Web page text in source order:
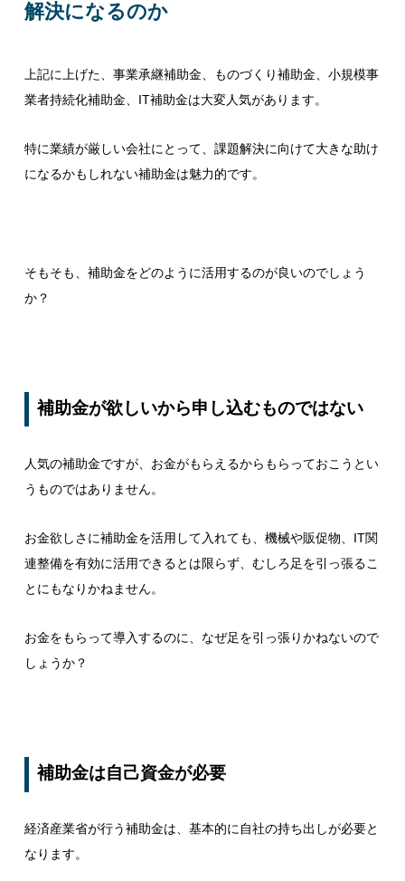
解決になるのか
上記に上げた、事業承継補助金、ものづくり補助金、小規模事
業者持続化補助金、IT補助金は大変人気があります。
特に業績が厳しい会社にとって、課題解決に向けて大きな助け
になるかもしれない補助金は魅力的です。
そもそも、補助金をどのように活用するのが良いのでしょう
か？
補助金が欲しいから申し込むものではない
人気の補助金ですが、お金がもらえるからもらっておこうとい
うものではありません。
お金欲しさに補助金を活用して入れても、機械や販促物、IT関
連整備を有効に活用できるとは限らず、むしろ足を引っ張るこ
とにもなりかねません。
お金をもらって導入するのに、なぜ足を引っ張りかねないので
しょうか？
補助金は自己資金が必要
経済産業省が行う補助金は、基本的に自社の持ち出しが必要と
なります。